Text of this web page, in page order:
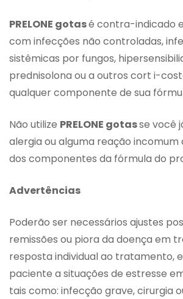
PRELONE gotasé contra-indicado
com infecções não controladas,
sistêmicas por fungos,
prednisolona ou a outros cort i-
qualquer componente de sua
Não utilize PRELONE gotasse você
alergia ou alguma reação incomum
dos componentes da fórmula do
Advertências
Poderão ser necessários ajustes
remissões ou piora da doença em
resposta individual ao tratamento,
paciente a situações de estresse
tais como: infecção grave, cirurgia